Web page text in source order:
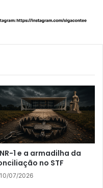
1 e a armadilha da
no STF
10/07/2026